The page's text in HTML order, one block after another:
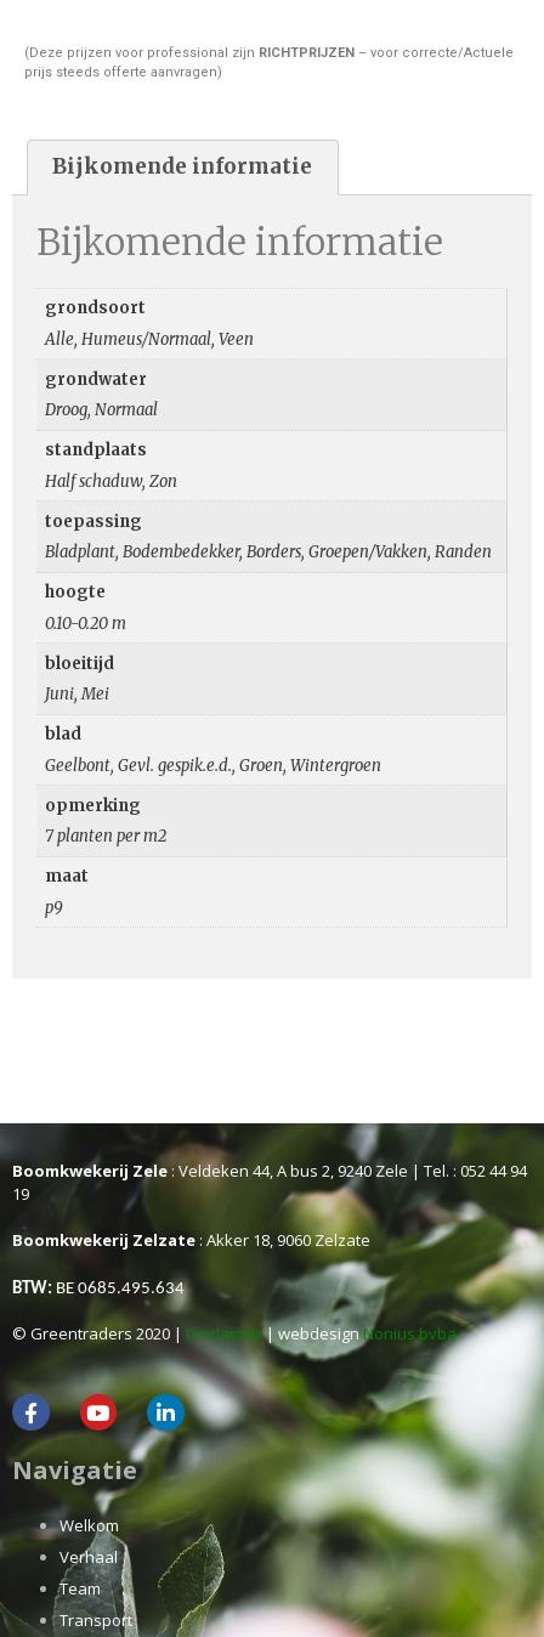
(Deze prijzen voor professional zijn RICHTPRIJZEN – voor correcte/Actuele
prijs steeds offerte aanvragen)
Bijkomende informatie
Bijkomende informatie
grondsoort
Alle, Humeus/Normaal, Veen
grondwater
Droog, Normaal
standplaats
Half schaduw, Zon
toepassing
Bladplant, Bodembedekker, Borders, Groepen/Vakken, Randen
hoogte
0.10-0.20 m
bloeitijd
Juni, Mei
blad
Geelbont, Gevl. gespik.e.d., Groen, Wintergroen
opmerking
7 planten per m2
maat
p9
Boomkwekerij Zele: Veldeken 44, A bus 2, 9240 Zele | Tel. : 052 44 94
19
Boomkwekerij Zelzate : Akker 18, 9060 Zelzate
BTW: BE 0685.495.634
© Greentraders 2020 | Disclaimer| webdesignNonius bvba
Navigatie
Welkom
Verhaal
Team
Transport